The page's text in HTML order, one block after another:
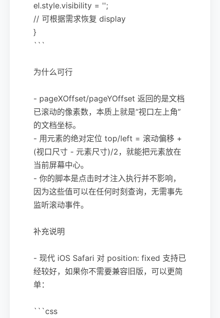
el.style.visibility = '';
// 可根据需求恢复 display
}
```
为什么可行
- pageXOffset/pageYOffset 返回的是文档
已滚动的像素数，本质上就是“视口左上角”
的文档坐标。
- 用元素的绝对定位 top/left = 滚动偏移 +
(视口尺寸 - 元素尺寸)/2，就能把元素放在
当前屏幕中心。
- 你的脚本是点击时才注入执行并不影响，
因为这些值可以在任何时刻查询，无需事先
监听滚动事件。
补充说明
- 现代 iOS Safari 对 position: fixed 支持已
经较好，如果你不需要兼容旧版，可以更简
单：
```css